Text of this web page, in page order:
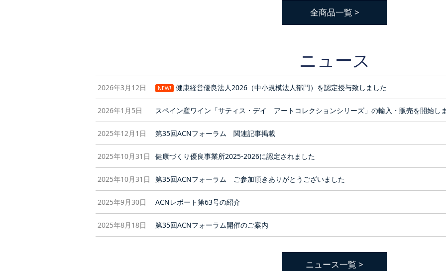
全商品一覧 >
ニュース
2026年3月12日 NEW! 健康経営優良法人2026（中小規模法人部門）を認定授与致しました
2026年1月5日 スペイン産ワイン「サティス・デイ アートコレクションシリーズ」の輸入・販売を開始し
2025年12月1日 第35回ACNフォーラム 関連記事掲載
2025年10月31日 健康づくり優良事業所2025-2026に認定されました
2025年10月31日 第35回ACNフォーラム ご参加頂きありがとうございました
2025年9月30日 ACNレポート第63号の紹介
2025年8月18日 第35回ACNフォーラム開催のご案内
ニュース一覧 >